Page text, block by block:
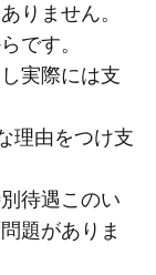
りません。
です。
実際には支
理由をつけ支
待遇このい
題がありま